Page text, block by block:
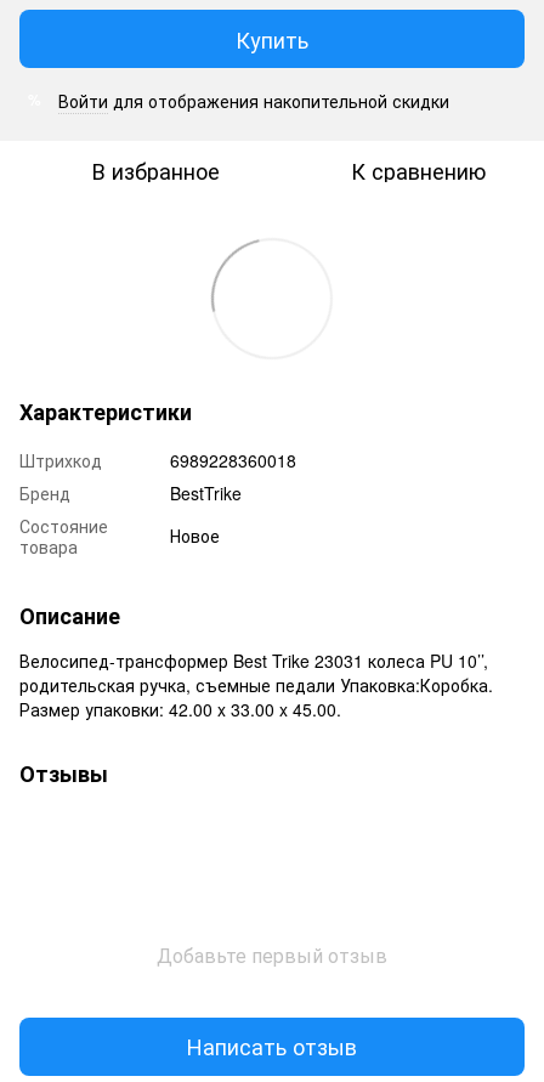
Купить
Войти для отображения накопительной скидки
В избранное К сравнению
Характеристики
Штрихкод
6989228360018
Бренд
BestTrike
Состояние
товара
Новое
Описание
Велосипед-трансформер Best Trike 23031 колеса PU 10’’,
родительская ручка, съемные педали Упаковка:Коробка.
Размер упаковки: 42.00 x 33.00 x 45.00.
Отзывы
Добавьте первый отзыв
Написать отзыв